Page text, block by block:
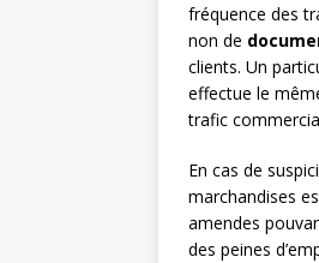
fréquence des
non de
clients. Un
effectue le
trafic
En cas de
marchandises
amendes
des peines